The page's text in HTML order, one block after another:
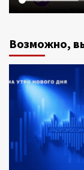
Возможно,